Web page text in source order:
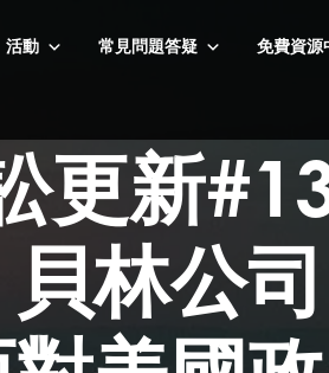
活動 常見問題答疑 免費資源
更新
林公